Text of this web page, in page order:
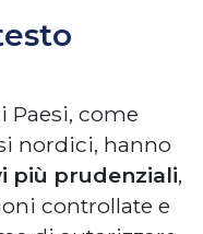
Paesi, come
nordici, hanno
più prudenziali,
controllate e